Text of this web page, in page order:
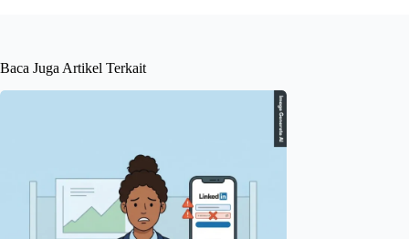
Baca Juga Artikel Terkait